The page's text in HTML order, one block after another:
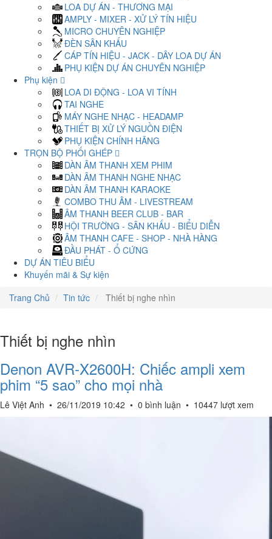
LOA DỰ ÁN - THƯƠNG MẠI
AMPLY - MIXER - XỬ LÝ TÍN HIỆU
MICRO CHUYÊN NGHIỆP
ĐÈN SÂN KHẤU
CÁP TÍN HIỆU - JACK - DÂY LOA DỰ ÁN
PHỤ KIỆN DỰ ÁN CHUYÊN NGHIỆP
Phụ kiện
LOA DI ĐỘNG - LOA VI TÍNH
TAI NGHE
MÁY NGHE NHẠC - HEADAMP
THIẾT BỊ XỬ LÝ NGUỒN ĐIỆN
PHỤ KIỆN CHÍNH HÃNG
TRỌN BỘ PHỐI GHÉP
DÀN ÂM THANH XEM PHIM
DÀN ÂM THANH NGHE NHẠC
DÀN ÂM THANH KARAOKE
COMBO THU ÂM - LIVESTREAM
ÂM THANH BEER CLUB - BAR
HỘI TRƯỜNG - SÂN KHẤU - BIỂU DIỄN
ÂM THANH CAFE - SHOP - NHÀ HÀNG
ĐẦU PHÁT - Ổ CỨNG
DỰ ÁN TIÊU BIỂU
Khuyến mãi & Sự kiện
Trang Chủ
Tin tức Thiết bị nghe nhìn
Thiết bị nghe nhìn
Denon AVR-X2600H: Chiếc ampli xem
phim “5 sao” cho mọi nhà
Lê Việt Anh • 26/11/2019 10:42 • 0 bình luận • 10447 lượt xem